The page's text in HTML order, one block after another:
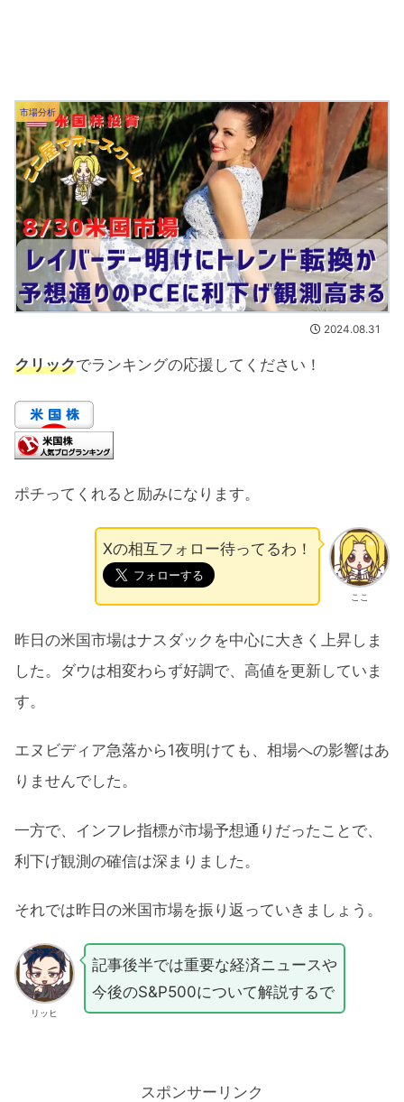
市場分析
2024.08.31
クリックでランキングの応援してください！
ポチってくれると励みになります。
ここ
Xの相互フォロー待ってるわ！
昨日の米国市場はナスダックを中心に大きく上昇しま
した。ダウは相変わらず好調で、高値を更新していま
す。
エヌビディア急落から1夜明けても、相場への影響はあ
りませんでした。
一方で、インフレ指標が市場予想通りだったことで、
利下げ観測の確信は深まりました。
それでは昨日の米国市場を振り返っていきましょう。
リッヒ
記事後半では重要な経済ニュースや
今後のS&P500について解説するで
スポンサーリンク